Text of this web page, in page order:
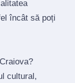
încât să poți
cultural,